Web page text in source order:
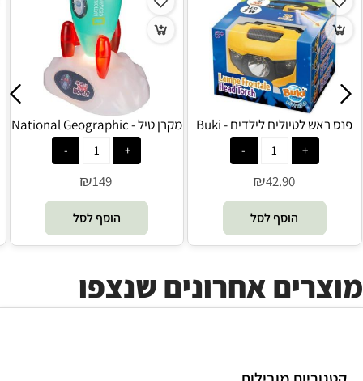
מקרן טיל - National Geographic
₪149
הוסף לסל
פנס ראש לטיולים לילדים - Buki
₪42.90
הוסף לסל
מוצרים אחרונים שנצפו